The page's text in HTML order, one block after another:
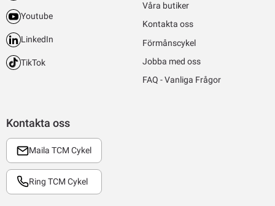
Kontakta oss
Maila TCM Cykel
Ring TCM Cykel
Youtube
LinkedIn
TikTok
Våra butiker
Kontakta oss
Förmånscykel
Jobba med oss
FAQ - Vanliga Frågor